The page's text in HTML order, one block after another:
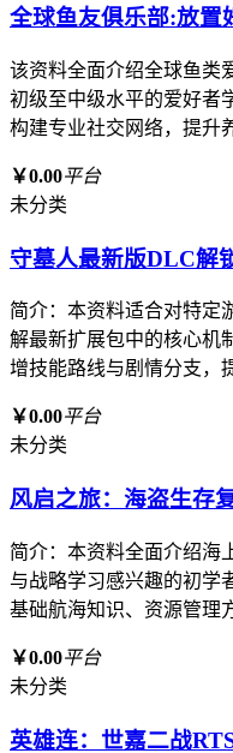
全球鱼友俱乐部:放置
该资料全面介绍全球鱼类
初级至中级水平的爱好者
构建专业社交网络，提升
￥0.00平台
未分类
守墓人最新版DLC解
简介：本资料适合对特定
解最新扩展包中的核心机
增技能路线与剧情分支，
￥0.00平台
未分类
风启之旅：海盗生存
简介：本资料全面介绍海
与战略学习感兴趣的初学
基础航海知识、资源管理
￥0.00平台
未分类
英雄连：世嘉二战